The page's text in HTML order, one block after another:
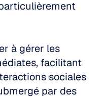
à gérer les
facilitant
sociales
par des